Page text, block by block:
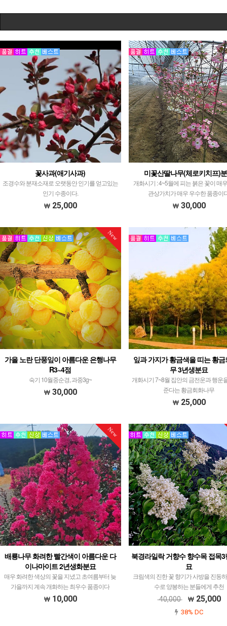
꽃사과(애기사과)
조경수와 분재소재로 오랫동안 인기를 얻고있는
인기 수종이다.
25,000
미꽃산딸나무(체로키치프)
개화시기 : 4~5월에 피는 붉은 꽃이 매
관상가치가 매우 우수한 품종이
30,000
New
가을 노란 단풍잎이 아름다운 은행나무
R3~4점
숙기 10월중순경, 과중3g~
30,000
잎과 가지가 황금색을 띠는 황
무 3년생분묘
개화시기 7~8월 집안의 금전운과 행운
준다는 황금회화나무
25,000
New
배룡나무 화려한 빨간색이 아름다운 다
이나마이트 2년생화분묘
매우 화려한 색상의 꽃을 지녔고 초여름부터 늦
가을까지 계속 개화하는 최우수 품종이다
10,000
북경라일락 거향수 향수목 접목
묘
크림색의 진한 꽃 향기가 사방을 진동
수로 양봉하는 분들에게 추천
40,000 25,000
38% DC